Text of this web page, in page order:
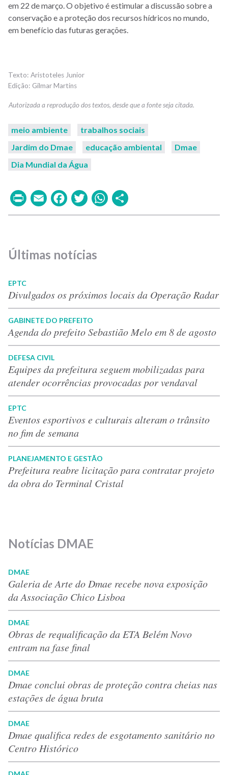
em 22 de março. O objetivo é estimular a discussão sobre a
conservação e a proteção dos recursos hídricos no mundo,
em benefício das futuras gerações.
Aristoteles Junior
Gilmar Martins
meio ambiente
trabalhos sociais
Jardim do Dmae
educação ambiental
Dmae
Dia Mundial da Água
PrintEmailFacebook
TwitterWhatsApp
Últimas notícias
EPTC
Divulgados os próximos locais da Operação Radar
GABINETE DO PREFEITO
Agenda do prefeito Sebastião Melo em 8 de agosto
DEFESA CIVIL
Equipes da prefeitura seguem mobilizadas para
atender ocorrências provocadas por vendaval
EPTC
Eventos esportivos e culturais alteram o trânsito
no fim de semana
PLANEJAMENTO E GESTÃO
Prefeitura reabre licitação para contratar projeto
da obra do Terminal Cristal
Notícias DMAE
DMAE
Galeria de Arte do Dmae recebe nova exposição
da Associação Chico Lisboa
DMAE
Obras de requalificação da ETA Belém Novo
entram na fase final
DMAE
Dmae conclui obras de proteção contra cheias nas
estações de água bruta
DMAE
Dmae qualifica redes de esgotamento sanitário no
Centro Histórico